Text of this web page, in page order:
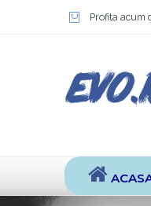
Profita acum